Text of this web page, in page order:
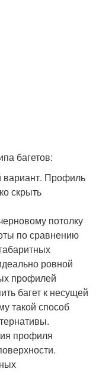
багетов:
вариант. Профиль
скрыть
потолку
по сравнению
ровной
профилей
багет к несущей
такой способ
профиля